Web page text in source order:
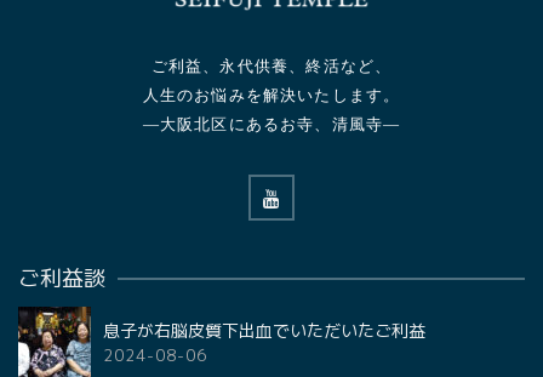
ご利益、永代供養、終活など、
人生のお悩みを解決いたします。
—大阪北区にあるお寺、清風寺—
ご利益談
息子が右脳皮質下出血でいただいたご利益
2024-08-06